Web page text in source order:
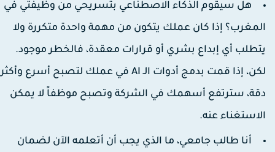
هل سيقوم الذكاء الاصطناعي بتسريحي من وظيفتي في
إذا كان عملك يتكون من مهمة واحدة متكررة ولا
أي إبداع بشري أو قرارات معقدة، فالخطر موجود.
لكن، إذا قمت بدمج أدوات الـ AI في عملك لتصبح أسرع وأكثر
سترتفع أسهمك في الشركة وتصبح موظفاً لا يمكن
عنه.
أنا طالب جامعي، ما الذي يجب أن أتعلمه الآن لضمان